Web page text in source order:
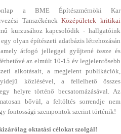
a BME Építészmérnöki Kar
TanszékénekKözépületek kritikai
kurzusához kapcsolódik - hallgatóink
olyan építészeti adatbázis létrehozásán
átfogó jelleggel gyűjtené össze és
az elmúlt 10-15 év legjelentősebb
alkotásait, a megjelent publikációk,
közlésével, a fellelhető összes
helyre történő becsatornázásával. Az
bővül, a feltöltés sorrendje nem
fontossági szempontok szerint történik!
oktatási célokat szolgál!